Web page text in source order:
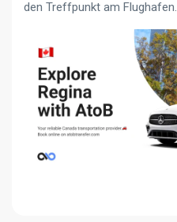
den Treffpunkt am Flughafen.